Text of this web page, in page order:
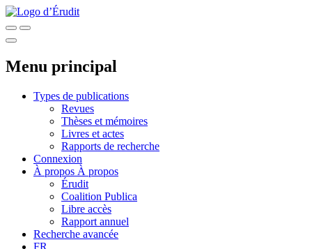
Menu principal
Types de publications
Revues
Thèses et mémoires
Livres et actes
Rapports de recherche
Connexion
À propos À propos
Érudit
Coalition Publica
Libre accès
Rapport annuel
Recherche avancée
FR